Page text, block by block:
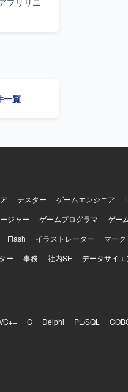
一覧
テスター ゲームエンジニア
ジャー
ゲームプログラマ ゲー
Flash
イラストレーター マー
ー
事務 社内SE データサイエ
C Delphi PL/SQL